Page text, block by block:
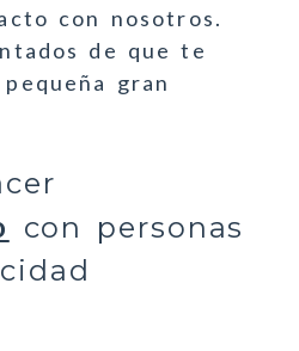
con nosotros.
de que te
gran
con personas